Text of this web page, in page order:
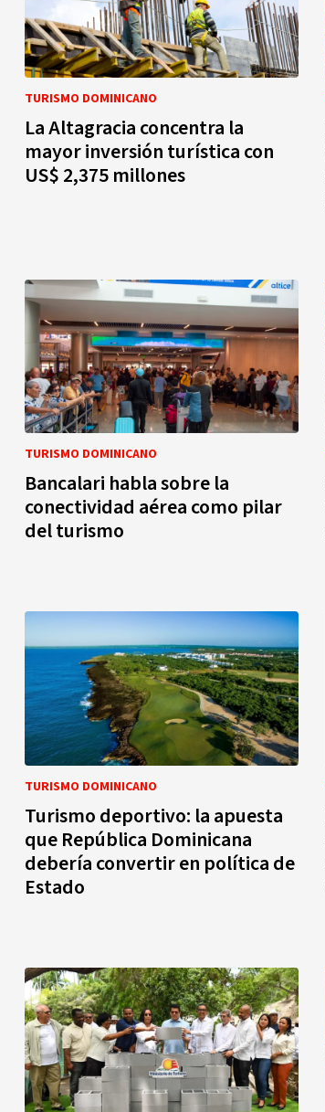
TURISMO DOMINICANO
La Altagracia concentra la
mayor inversión turística con
US$ 2,375 millones
TURISMO DOMINICANO
Bancalari habla sobre la
conectividad aérea como pilar
del turismo
TURISMO DOMINICANO
Turismo deportivo: la apuesta
que República Dominicana
debería convertir en política de
Estado